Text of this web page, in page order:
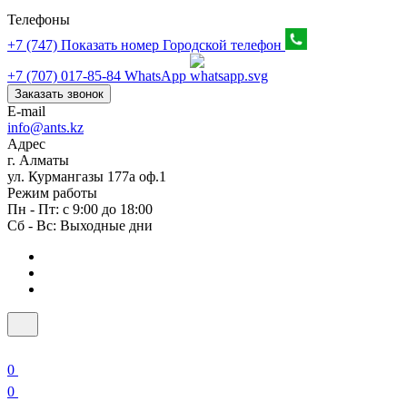
Телефоны
+7 (747) Показать номер Городской телефон
+7 (707) 017-85-84 WhatsApp
Заказать звонок
E-mail
info@ants.kz
Адрес
г. Алматы
ул. Курмангазы 177а оф.1
Режим работы
Пн - Пт: с 9:00 до 18:00
Сб - Вс: Выходные дни
0
0